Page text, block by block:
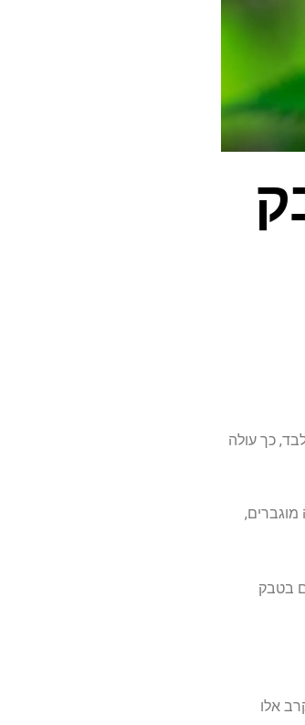
כך עולה
בטבק
אלו